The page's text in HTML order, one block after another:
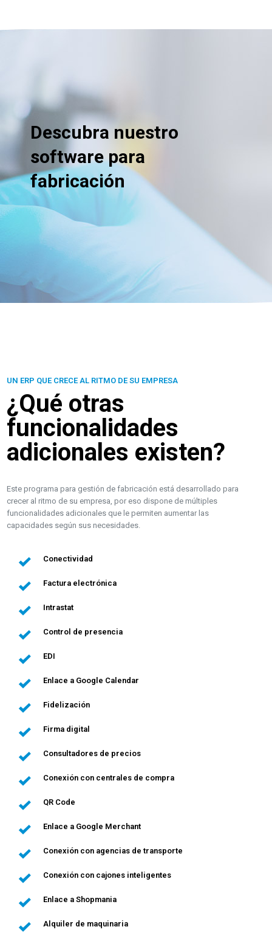
Descubra nuestro
software para
fabricación
UN ERP QUE CRECE AL RITMO DE SU EMPRESA
¿Qué otras
funcionalidades
adicionales existen?
Este programa para gestión de fabricación está desarrollado para
crecer al ritmo de su empresa, por eso dispone de múltiples
funcionalidades adicionales que le permiten aumentar las
capacidades según sus necesidades.
Conectividad
Factura electrónica
Intrastat
Control de presencia
EDI
Enlace a Google Calendar
Fidelización
Firma digital
Consultadores de precios
Conexión con centrales de compra
QR Code
Enlace a Google Merchant
Conexión con agencias de transporte
Conexión con cajones inteligentes
Enlace a Shopmania
Alquiler de maquinaria